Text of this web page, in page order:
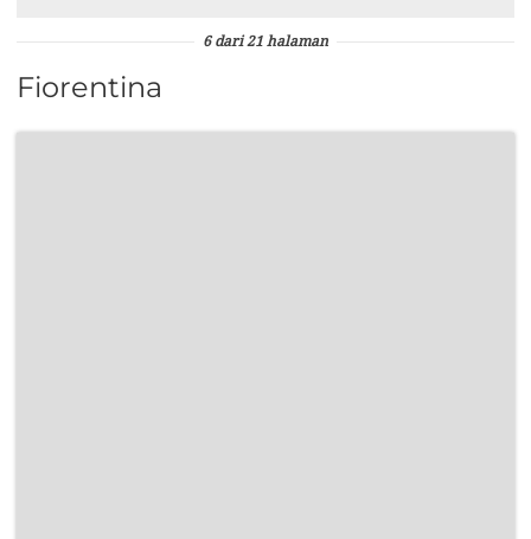
6 dari 21 halaman
Fiorentina